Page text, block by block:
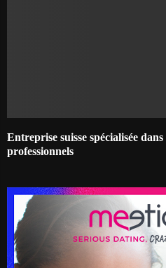
Entreprise suisse spécialisée
professionnels